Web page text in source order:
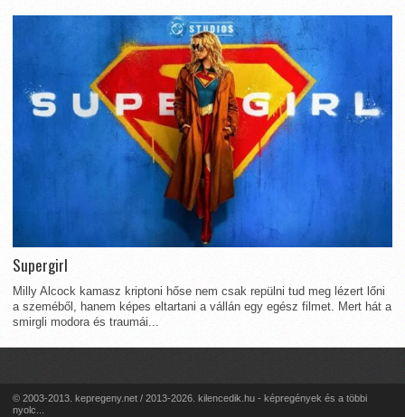
Supergirl
Milly Alcock kamasz kriptoni hőse nem csak repülni tud meg lézert lőni
a szeméből, hanem képes eltartani a vállán egy egész filmet. Mert hát a
smirgli modora és traumái...
© 2003-2013. kepregeny.net / 2013-2026. kilencedik.hu - képregények és a többi
nyolc...